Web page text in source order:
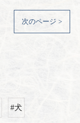
次のページ >
#犬